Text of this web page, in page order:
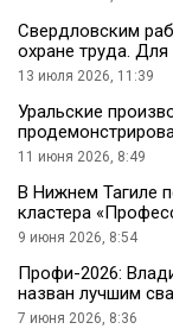
Cвердловским
охране труда.
13 июля 2026, 11:39
Уральские
11 июня 2026, 8:49
В Нижнем Тагиле
кластера
9 июня 2026, 8:54
Профи-2026:
назван лучшим
7 июня 2026, 8:36